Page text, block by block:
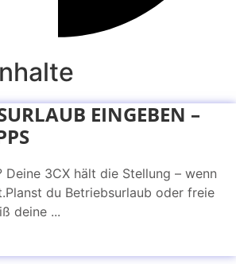
EINGEBEN –
Deine 3CX hält die Stellung – wenn
du Betriebsurlaub oder freie
deine ...